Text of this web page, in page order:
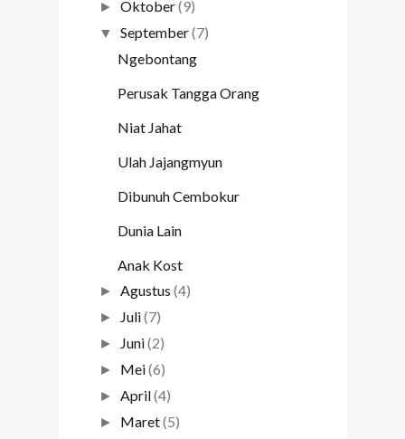
►Oktober(9)
▼ September(7)
Ngebontang
Perusak Tangga Orang
Niat Jahat
Ulah Jajangmyun
Dibunuh Cembokur
Dunia Lain
Anak Kost
►Agustus (4)
► Juli(7)
► Juni(2)
► Mei(6)
►April(4)
► Maret(5)